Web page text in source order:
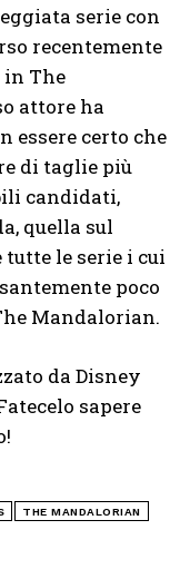
serie con
recentemente
in The
attore ha
essere certo che
di taglie più
candidati,
quella sul
le serie i cui
poco
Mandalorian.
da Disney
sapere
THE MANDALORIAN